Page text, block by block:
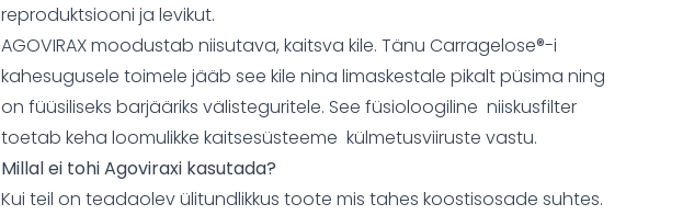
reproduktsiooni ja levikut.
AGOVIRAX moodustab niisutava, kaitsva kile. Tänu Carragelose®-i
kahesugusele toimele jääb see kile nina limaskestale pikalt püsima ning
on füüsiliseks barjääriks välisteguritele. See füsioloogiline niiskusfilter
toetab keha loomulikke kaitsesüsteeme külmetusviiruste vastu.
Millal ei tohi Agoviraxi kasutada?
Kui teil on teadaolev ülitundlikkus toote mis tahes koostisosade suhtes.